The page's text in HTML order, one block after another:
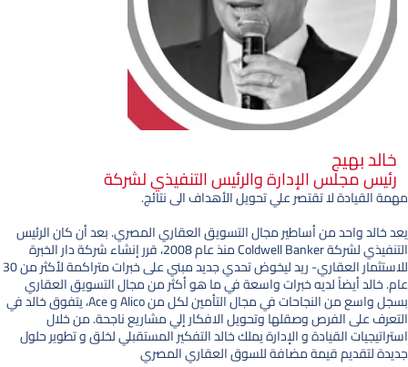
مهمة القيادة لا تقتصر عليتحويل الأهداف الى نتائج.
يعد خالد واحد من أساطير مجال التسويق العقاري المصري. بعد أن كان الرئيس
التنفيذي لشركةColdwell Bankerمنذ عام 2008، قرر إنشاء شركة دار الخبرة
للاستثمار العقاري- ريد ليخوض تحدي جديد مبني على خبرات متراكمة لأكثر من 30
عام.خالد أيضاً لديه خبرات واسعة في ما هو أكثر من مجال التسويق العقاري
بسجل واسع من النجاحات في مجال التأمين لكل منAlicoوAce، يتفوق خالد في
التعرف على الفرص وصقلها وتحويل الافكار إلي مشاريع ناجحة. من خلال
استراتيجيات القيادة و الإدارة يملك خالدالتفكير المستقبلي لخلق و تطوير حلول
جديدة لتقديم قيمة مضافة للسوق العقاري المصري
خالد بهيج
رئيس مجلس الإدارة والرئيس التنفيذي لشركة